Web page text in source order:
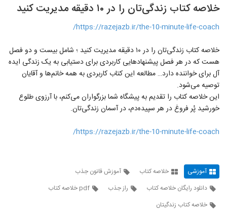
خلاصه کتاب زندگی‌تان را در ۱۰ دقیقه مدیریت کنید
https://razejazb.ir/the-10-minute-life-coach/
خلاصه کتاب زندگی‌تان را در ۱۰ دقیقه مدیریت کنید ؛ شامل بیست و دو فصل
هست که در هر فصل پیشنهاد‌هایی کاربردی برای دستیابی به یک زندگی ایده
آل برای خواننده دارد… مطالعه این کتاب کاربردی به همه خانم‌ها و آقایان
توصیه می‌شود.
این خلاصه کتاب را تقدیم به پیشگاه شما بزرگواران می‌کنم، با آرزوی طلوع
خورشید پُر فروغ در هر سپیده‌دم، در آسمان زندگی‌تان.
https://razejazb.ir/the-10-minute-life-coach/
آموزشی خلاصه کتاب
آموزش قانون جذب
دانلود رایگان خلاصه کتاب
راز جذب
pdf خلاصه کتاب
خلاصه کتاب زندگیتان